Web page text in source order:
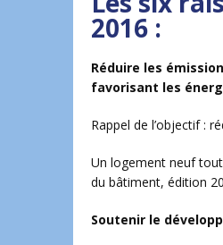
2016 :
Réduire les
favorisant les
Rappel de l’objectif :
Un logement neuf
du bâtiment, édition
Soutenir le